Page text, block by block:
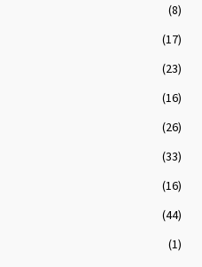
(8)
(17)
(23)
(16)
(26)
(33)
(16)
(44)
(1)